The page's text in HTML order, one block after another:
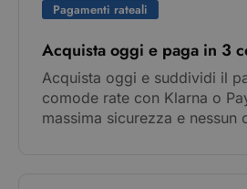
Pagamenti rateali
Acquista oggi e paga in 3
Acquista oggi e suddividi il
comode rate con Klarna o
massima sicurezza e nessun